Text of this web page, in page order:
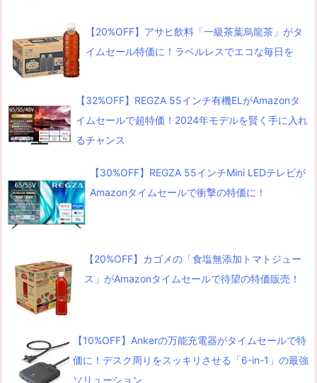
【20%OFF】アサヒ飲料「一級茶葉烏龍茶」がタ
イムセール特価に！ラベルレスでエコな毎日を
【32%OFF】REGZA 55インチ有機ELがAmazonタ
イムセールで超特価！2024年モデルを賢く手に入れ
るチャンス
【30%OFF】REGZA 55インチMini LEDテレビが
Amazonタイムセールで衝撃の特価に！
【20%OFF】カゴメの「食塩無添加トマトジュー
ス」がAmazonタイムセールで待望の特価販売！
【10%OFF】Ankerの万能充電器がタイムセールで特
価に！デスク周りをスッキリさせる「6-in-1」の最強
ソリューション